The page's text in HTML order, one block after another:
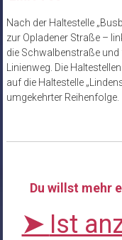
Nach der Haltestelle
zur Opladener Straße –
die Schwalbenstraße
Linienweg. Die
auf die Haltestelle
umgekehrter Reihenfolge.
Du willst mehr
➤ Ist